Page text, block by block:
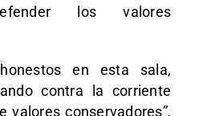
los valores
en esta sala,
contra la corriente
valores conservadores”,